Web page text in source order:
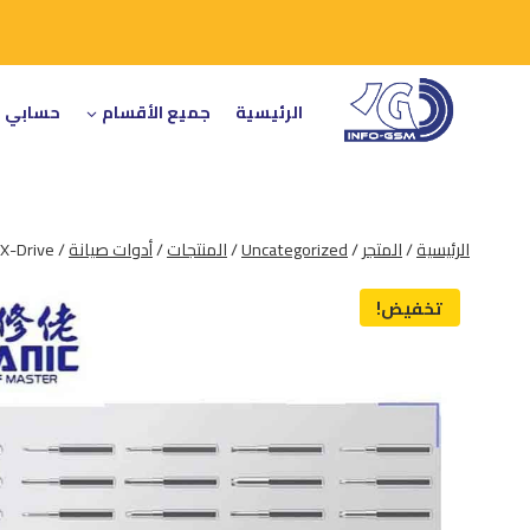
المحتوى
الرئيسية جميع الأقسام حسابي
الرئيسية/المتجر/
Uncategorized
/المنتجات/أدوات صيانة/
Drive
تخفيض!